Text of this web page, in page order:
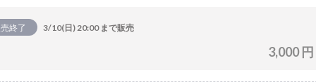
終了 3/10(日) 20:00 まで販売
3,000 円